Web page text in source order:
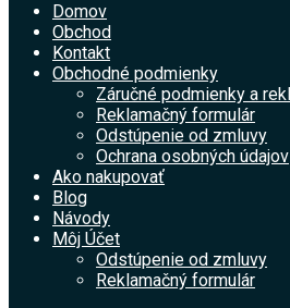
Domov
Obchod
Kontakt
Obchodné podmienky
Záručné podmienky a
Reklamačný formulár
Odstúpenie od zmluvy
Ochrana osobných údajov
Ako nakupovať
Blog
Návody
Môj Účet
Odstúpenie od zmluvy
Reklamačný formulár